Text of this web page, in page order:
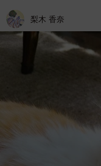
梨木 香奈